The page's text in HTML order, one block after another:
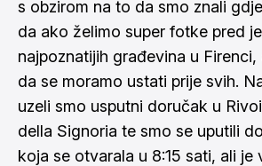
s obzirom na to da smo znali
da ako želimo super fotke pred
najpoznatijih građevina u
da se moramo ustati prije svih.
uzeli smo usputni doručak u
della Signoria te smo se uputili
koja se otvarala u 8:15 sati, ali je